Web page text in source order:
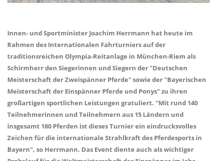
Innen- und Sportminister Joachim Herrmann hat heute im
Rahmen des Internationalen Fahrturniers auf der
traditionsreichen Olympia-Reitanlage in München-Riem als
Schirmherr den Siegerinnen und Siegern der "Deutschen
Meisterschaft der Zweispänner Pferde" sowie der "Bayerischen
Meisterschaft der Einspänner Pferde und Ponys" zu ihren
großartigen sportlichen Leistungen gratuliert. "Mit rund 140
Teilnehmerinnen und Teilnehmern aus 15 Ländern und
insgesamt 180 Pferden ist dieses Turnier ein eindrucksvolles
Zeichen für die internationale Strahlkraft des Pferdesports in
Bayern", so Herrmann. Das Event diente auch als wichtiger